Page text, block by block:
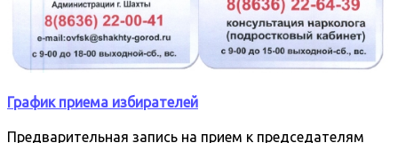
График приема избирателей
Предварительная запись на прием к председателям